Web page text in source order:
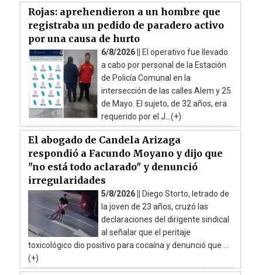
Rojas: aprehendieron a un hombre que
registraba un pedido de paradero activo
por una causa de hurto
6/8/2026 ||
El operativo fue llevado
a cabo por personal de la Estación
de Policía Comunal en la
intersección de las calles Alem y 25
de Mayo. El sujeto, de 32 años, era
requerido por el J...(+)
El abogado de Candela Arizaga
respondió a Facundo Moyano y dijo que
"no está todo aclarado" y denunció
irregularidades
5/8/2026 ||
Diego Storto, letrado de
la joven de 23 años, cruzó las
declaraciones del dirigente sindical
al señalar que el peritaje
toxicológico dio positivo para cocaína y denunció que ...
(+)